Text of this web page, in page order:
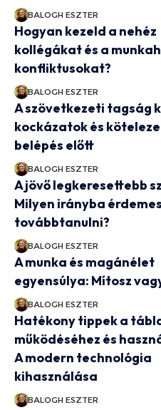
BALOGH ESZTER
Hogyan kezeld a nehéz
kollégákat és a
konfliktusokat?
BALOGH ESZTER
A szövetkezeti tagság
kockázatok és
belépés előtt
BALOGH ESZTER
A jövő legkeresettebb
Milyen irányba érdemes
továbbtanulni?
BALOGH ESZTER
A munka és magánélet
egyensúlya: Mítosz
BALOGH ESZTER
Hatékony tippek a
működéséhez és
A modern technológia
kihasználása
BALOGH ESZTER